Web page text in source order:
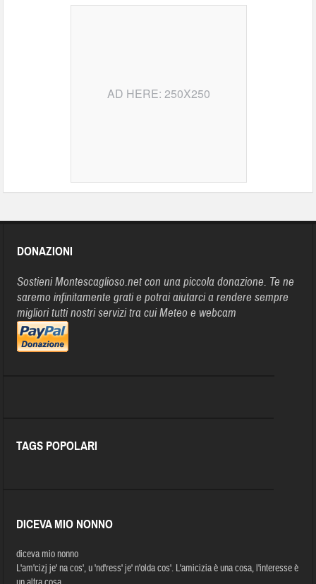
AD HERE: 250X250
DONAZIONI
Sostieni Montescaglioso.net con una piccola donazione. Te ne
saremo infinitamente grati e potrai aiutarci a rendere sempre
migliori tutti nostri servizi tra cui Meteo e webcam
TAGS POPOLARI
DICEVA MIO NONNO
diceva mio nonno
L'am'cizj je' na cos', u 'nd'ress' je' n'olda cos'. L'amicizia è una cosa, l'interesse è